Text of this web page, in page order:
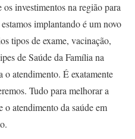
investimentos na região para
implantando é um novo
tipos de exame, vacinação,
de Saúde da Família na
o atendimento. É exatamente
Tudo para melhorar a
atendimento da saúde em